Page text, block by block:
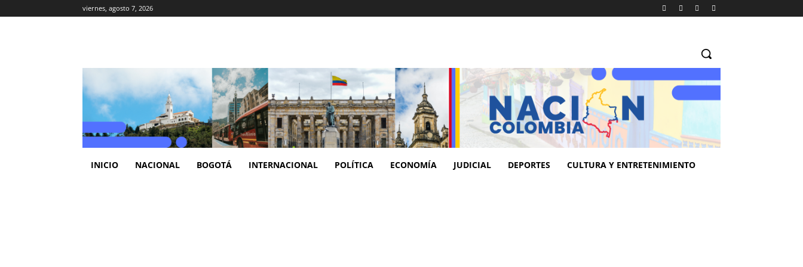
viernes, agosto 7, 2026
INICIO NACIONAL BOGOTÁ INTERNACIONAL POLÍTICA ECONOMÍA JUDICIAL DEPORTES CULTURA Y ENTRETENIMIENTO